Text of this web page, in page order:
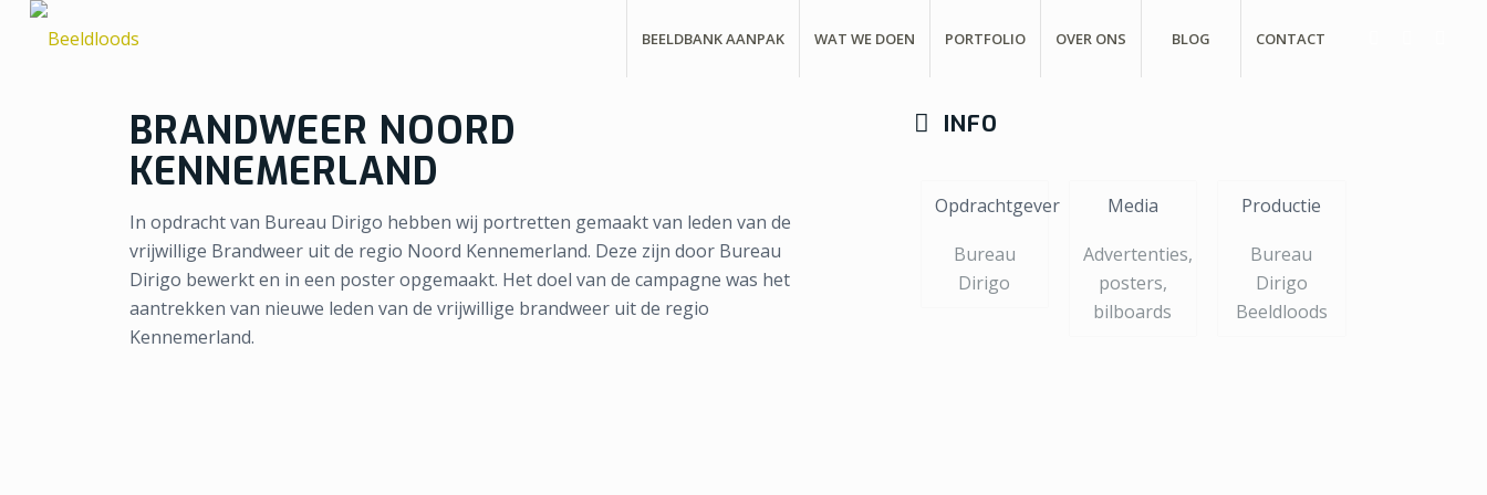
BEELDBANK AANPAK WAT WE DOEN PORTFOLIO OVER ONS BLOG CONTACT
BRANDWEER NOORD
KENNEMERLAND
In opdracht van Bureau Dirigo hebben wij portretten gemaakt van leden van de
vrijwillige Brandweer uit de regio Noord Kennemerland. Deze zijn door Bureau
Dirigo bewerkt en in een poster opgemaakt. Het doel van de campagne was het
aantrekken van nieuwe leden van de vrijwillige brandweer uit de regio
Kennemerland.
INFO
Opdrachtgever
Bureau
Dirigo
Media
Advertenties,
posters,
bilboards
Productie
Bureau
Dirigo
Beeldloods